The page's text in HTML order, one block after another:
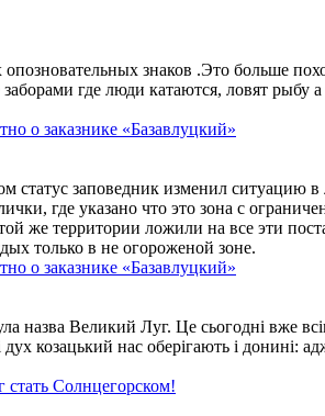
знаков .Это больше
где люди катаются, ловят рыбу
о заказнике «Базавлуцкий»
заповедник изменил ситуацию
где указано что это зона с
же территории ложили на все эти
только в не огороженой зоне.
о заказнике «Базавлуцкий»
назва Великий Луг. Це сьогодні вже
козацький нас оберігають і донині:
Солнцегорском!